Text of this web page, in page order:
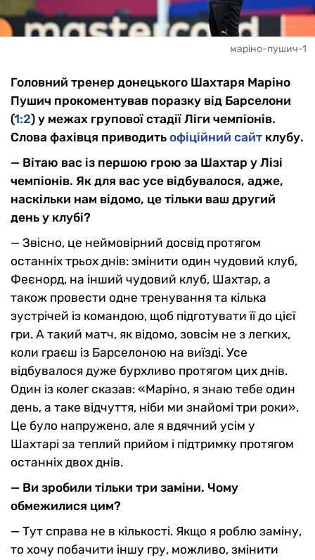
маріно-пушич-1
Головний тренер донецького Шахтаря Маріно
Пушич прокоментував поразку від Барселони
(1:2) у межах групової стадії Ліги чемпіонів.
Слова фахівця приводить офіційний сайт клубу.
— Вітаю вас із першою грою за Шахтар у Лізі
чемпіонів. Як для вас усе відбувалося, адже,
наскільки нам відомо, це тільки ваш другий
день у клубі?
— Звісно, це неймовірний досвід протягом
останніх трьох днів: змінити один чудовий клуб,
Феєнорд, на інший чудовий клуб, Шахтар, а
також провести одне тренування та кілька
зустрічей із командою, щоб підготувати її до цієї
гри. А такий матч, як відомо, зовсім не з легких,
коли граєш із Барселоною на виїзді. Усе
відбувалося дуже бурхливо протягом цих днів.
Один із колег сказав: «Маріно, я знаю тебе один
день, а таке відчуття, ніби ми знайомі три роки».
Це було напружено, але я вдячний усім у
Шахтарі за теплий прийом і підтримку протягом
останніх двох днів.
— Ви зробили тільки три заміни. Чому
обмежилися цим?
— Тут справа не в кількості. Якщо я роблю заміну,
то хочу побачити іншу гру, можливо, змінити